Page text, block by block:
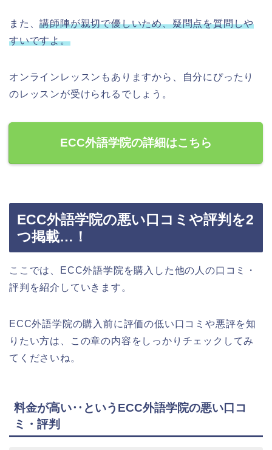
また、講師陣が親切で優しいため、疑問点を質問しや
すいですよ。
オンラインレッスンもありますから、自分にぴったり
のレッスンが受けられるでしょう。
ECC外語学院の詳細はこちら
ECC外語学院の悪い口コミや評判を2
つ掲載…！
ここでは、ECC外語学院を購入した他の人の口コミ・
評判を紹介していきます。
ECC外語学院の購入前に評価の低い口コミや悪評を知
りたい方は、この章の内容をしっかりチェックしてみ
てくださいね。
料金が高い‥というECC外語学院の悪い口コ
ミ・評判